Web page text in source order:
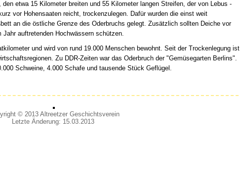
etwa 15 Kilometer breiten und 55 Kilometer langen Streifen, der von Lebus -
vor Hohensaaten reicht, trockenzulegen. Dafür wurden die einst weit
an die östliche Grenze des Oderbruchs gelegt. Zusätzlich sollten Deiche vor
auftretenden Hochwässern schützen.
und wird von rund 19.000 Menschen bewohnt. Seit der Trockenlegung ist
Zu DDR-Zeiten war das Oderbruch der "Gemüsegarten Berlins".
Schweine, 4.000 Schafe und tausende Stück Geflügel.
© 2013 Altreetzer Geschichtsverein
Letzte Änderung: 15.03.2013